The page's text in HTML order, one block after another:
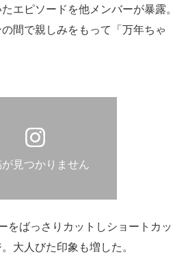
エピソードを他メンバーが暴露。
間で親しみをもって「万年ちゃ
見つかりません
をばっさりカットしショートカッ
大人びた印象も増した。